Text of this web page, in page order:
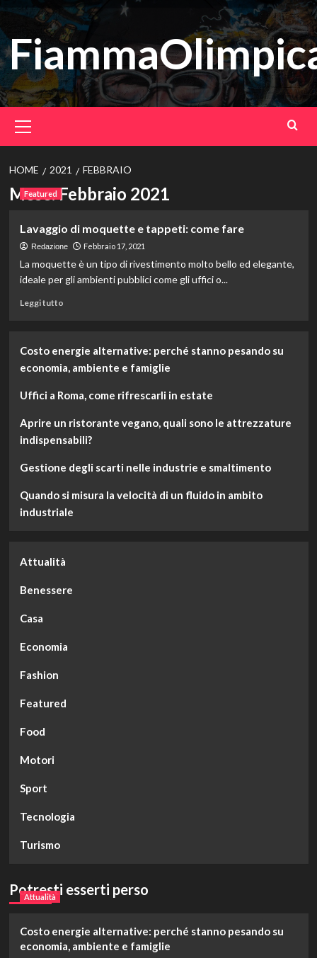
Vai
al
contenuto
principale
HOME 2021 FEBBRAIO
Mese:Febbraio 2021
Featured
Lavaggio di moquette e tappeti: come fare
Redazione Febbraio 17, 2021
La moquette è un tipo di rivestimento molto bello ed elegante,
ideale per gli ambienti pubblici come gli uffici o...
Leggi tuttoLeggi
Lavaggio
di
e
come
fare
Costo energie alternative: perché stanno pesando su
economia, ambiente e famiglie
Uffici a Roma, come rifrescarli in estate
Aprire un ristorante vegano, quali sono le attrezzature
indispensabili?
Gestione degli scarti nelle industrie e smaltimento
Quando si misura la velocità di un fluido in ambito
industriale
Attualità
Benessere
Casa
Economia
Fashion
Featured
Food
Motori
Sport
Tecnologia
Turismo
Potresti esserti perso
Attualità
Costo energie alternative: perché stanno pesando su
economia, ambiente e famiglie